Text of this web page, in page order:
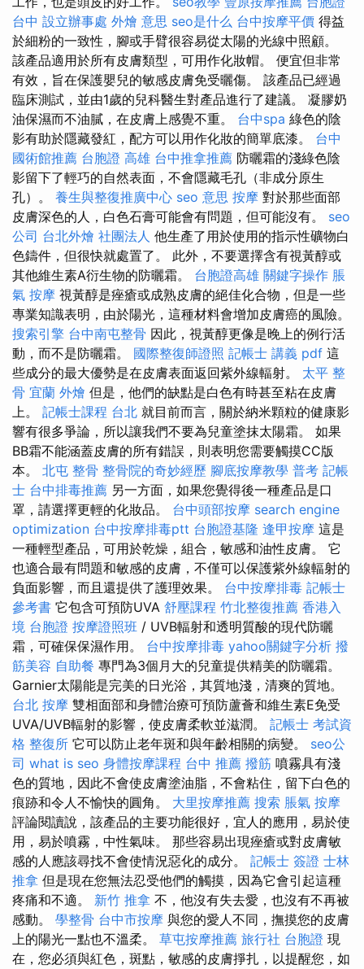
台中 設立辦事處 外燴 意思 seo是什么 台中按摩平價 得益
於細粉的一致性，腳或手臂很容易從太陽的光線中照顧。
該產品適用於所有皮膚類型，可用作化妝帽。 便宜但非常
有效，旨在保護嬰兒的敏感皮膚免受曬傷。 該產品已經過
臨床測試，並由1歲的兒科醫生對產品進行了建議。 凝膠奶
油保濕而不油膩，在皮膚上感覺不重。 台中spa 綠色的陰
影有助於隱藏發紅，配方可以用作化妝的簡單底漆。 台中
國術館推薦 台胞證 高雄 台中推拿推薦 防曬霜的淺綠色陰
影留下了輕巧的自然表面，不會隱藏毛孔（非成分原生
孔）。 養生與整復推廣中心 seo 意思 按摩 對於那些面部
皮膚深色的人，白色石膏可能會有問題，但可能沒有。 seo
公司 台北外燴 社團法人 他生產了用於使用的指示性礦物白
色鑄件，但很快就處置了。 此外，不要選擇含有視黃醇或
其他維生素A衍生物的防曬霜。 台胞證高雄 關鍵字操作 脹
氣 按摩 視黃醇是痤瘡或成熟皮膚的絕佳化合物，但是一些
專業知識表明，由於陽光，這種材料會增加皮膚癌的風險。
搜索引擎 台中南屯整骨 因此，視黃醇更像是晚上的例行活
動，而不是防曬霜。 國際整復師證照 記帳士 講義 pdf 這
些成分的最大優勢是在皮膚表面返回紫外線輻射。 太平 整
骨 宜蘭 外燴 但是，他們的缺點是白色有時甚至粘在皮膚
上。 記帳士課程 台北 就目前而言，關於納米顆粒的健康影
響有很多爭論，所以讓我們不要為兒童塗抹太陽霜。 如果
BB霜不能涵蓋皮膚的所有錯誤，則表明您需要觸摸CC版
本。 北屯 整骨 整骨院的奇妙經歷 腳底按摩教學 普考 記帳
士 台中排毒推薦 另一方面，如果您覺得後一種產品是口
罩，請選擇更輕的化妝品。 台中頭部按摩 search engine
optimization 台中按摩排毒ptt 台胞證基隆 逢甲按摩 這是
一種輕型產品，可用於乾燥，組合，敏感和油性皮膚。 它
也適合最有問題和敏感的皮膚，不僅可以保護紫外線輻射的
負面影響，而且還提供了護理效果。 台中按摩排毒 記帳士
參考書 它包含可預防UVA 舒壓課程 竹北整復推薦 香港入
境 台胞證 按摩證照班 / UVB輻射和透明質酸的現代防曬
霜，可確保保濕作用。 台中按摩排毒 yahoo關鍵字分析 撥
筋美容 自助餐 專門為3個月大的兒童提供精美的防曬霜。
Garnier太陽能是完美的日光浴，其質地淺，清爽的質地。
台北 按摩 雙相面部和身體治療可預防蘆薈和維生素E免受
UVA/UVB輻射的影響，使皮膚柔軟並滋潤。 記帳士 考試資
格 整復所 它可以防止老年斑和與年齡相關的病變。 seo公
司 what is seo 身體按摩課程 台中 推薦 撥筋 噴霧具有淺
色的質地，因此不會使皮膚塗油脂，不會粘住，留下白色的
痕跡和令人不愉快的圓角。 大里按摩推薦 搜索 脹氣 按摩
評論閱讀說，該產品的主要功能很好，宜人的應用，易於使
用，易於噴霧，中性氣味。 那些容易出現痤瘡或對皮膚敏
感的人應該尋找不會使情況惡化的成分。 記帳士 簽證 士林
推拿 但是現在您無法忍受他們的觸摸，因為它會引起這種
疼痛和不適。 新竹 推拿 不，他沒有失去愛，也沒有不再被
感動。 學整骨 台中市按摩 與您的愛人不同，撫摸您的皮膚
上的陽光一點也不溫柔。 草屯按摩推薦 旅行社 台胞證 現
在，您必須與紅色，斑點，敏感的皮膚掙扎，以提醒您，如